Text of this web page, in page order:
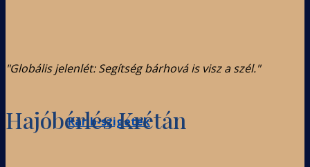
Karib-szigetek
"Globális jelenlét: Segítség bárhová is visz a szél."
Hajóbérlés Krétán